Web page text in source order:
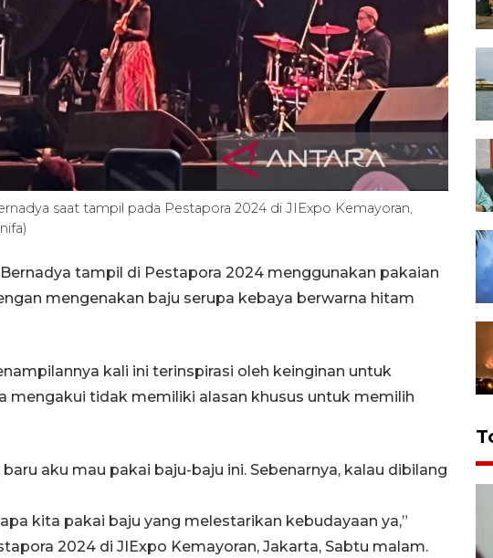
saat tampil pada Pestapora 2024 di JIExpo Kemayoran,
tampil di Pestapora 2024 menggunakan pakaian
mengenakan baju serupa kebaya berwarna hitam
kali ini terinspirasi oleh keinginan untuk
mengakui tidak memiliki alasan khusus untuk memilih
baru aku mau pakai baju-baju ini. Sebenarnya, kalau dibilang
kita pakai baju yang melestarikan kebudayaan ya,”
2024 di JIExpo Kemayoran, Jakarta, Sabtu malam.